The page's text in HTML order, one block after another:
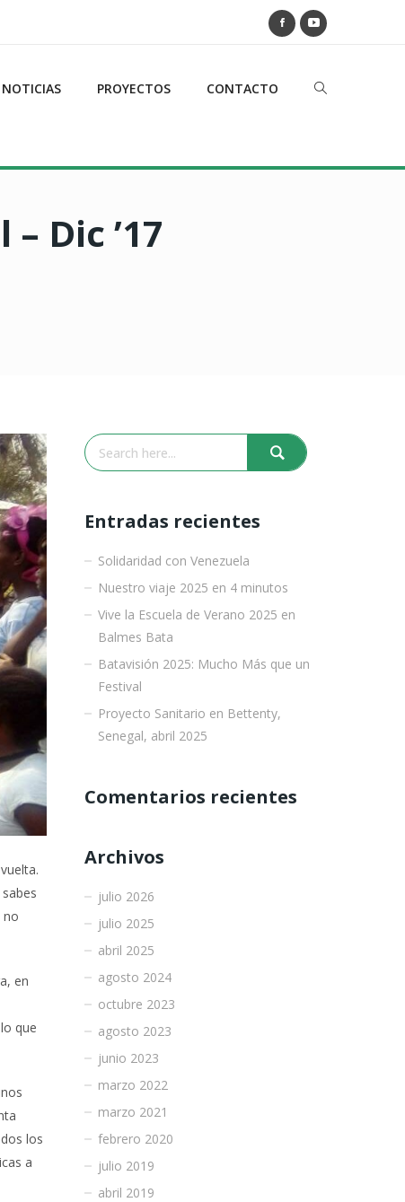
NOTICIAS PROYECTOS CONTACTO
Dic ’17
no
en
que
los
a
Entradas recientes
Solidaridad con Venezuela
Nuestro viaje 2025 en 4 minutos
Vive la Escuela de Verano 2025 en
Balmes Bata
Batavisión 2025: Mucho Más que un
Festival
Proyecto Sanitario en Bettenty,
Senegal, abril 2025
Comentarios recientes
Archivos
julio 2026
julio 2025
abril 2025
agosto 2024
octubre 2023
agosto 2023
junio 2023
marzo 2022
marzo 2021
febrero 2020
julio 2019
abril 2019